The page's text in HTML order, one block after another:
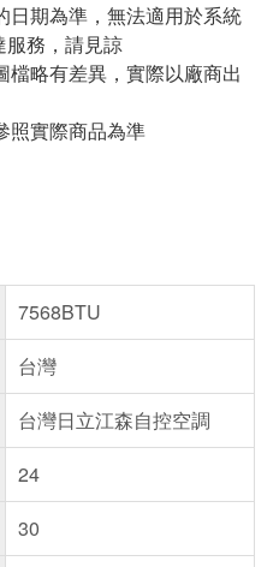
日期為準，無法適用於系統
服務，請見諒
略有差異，實際以廠商出
照實際商品為準
7568BTU
台灣
台灣日立江森自控空調
24
30